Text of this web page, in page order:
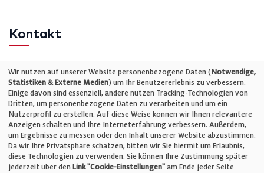
Kontakt
Telefon: +49 (0)711 2585563-0
E-Mail:info@bauelemente-bau.eu
Unternehmen
Impressum
Wir nutzen auf unserer Website personenbezogene Daten (Notwendige,
Statistiken & Externe Medien) um Ihr Benutzererlebnis zu verbessern.
Einige davon sind essenziell, andere nutzen Tracking-Technologien von
Dritten, um personenbezogene Daten zu verarbeiten und um ein
Nutzerprofil zu erstellen. Auf diese Weise können wir Ihnen relevantere
Anzeigen schalten und Ihre Interneterfahrung verbessern. Außerdem,
um Ergebnisse zu messen oder den Inhalt unserer Website abzustimmen.
Da wir Ihre Privatsphäre schätzen, bitten wir Sie hiermit um Erlaubnis,
diese Technologien zu verwenden. Sie können Ihre Zustimmung später
jederzeit über den Link "Cookie-Einstellungen" am Ende jeder Seite